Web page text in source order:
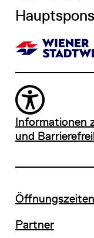
Informationen
und
Öffnungszeiten
Partner